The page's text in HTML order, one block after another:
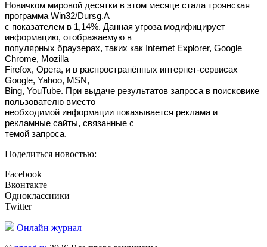
Новичком мировой десятки в этом месяце стала троянская
программа Win32/Dursg.A
с показателем в 1,14%. Данная угроза модифицирует
информацию, отображаемую в
популярных браузерах, таких как Internet Explorer, Google
Chrome, Mozilla
Firefox, Opera, и в распространённых интернет-сервисах —
Google, Yahoo, MSN,
Bing, YouTube. При выдаче результатов запроса в поисковике
пользователю вместо
необходимой информации показывается реклама и
рекламные сайты, связанные с
темой запроса.
Поделиться новостью:
Facebook
Вконтакте
Одноклассники
Twitter
Онлайн журнал